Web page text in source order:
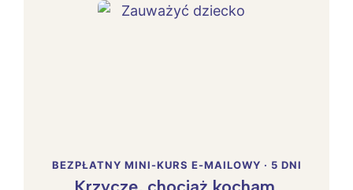
BEZPŁATNY MINI-KURS E-MAILOWY · 5 DNI